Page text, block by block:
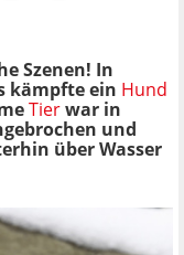
Szenen! In
kämpfte ein Hund
Tierwar in
und
über Wasser